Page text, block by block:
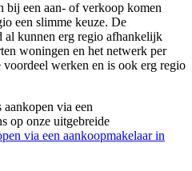
bij een aan- of verkoop komen
een slimme keuze. De
kunnen erg regio afhankelijk
woningen en het netwerk per
werken en is ook erg regio
via een
op onze uitgebreide
via een aankoopmakelaar in